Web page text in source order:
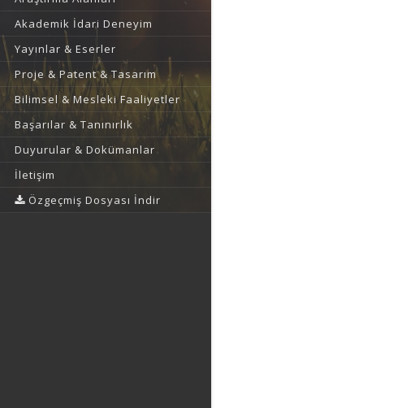
Akademik İdari Deneyim
Yayınlar & Eserler
Proje & Patent & Tasarım
Bilimsel & Mesleki Faaliyetler
Başarılar & Tanınırlık
Duyurular & Dokümanlar
İletişim
Özgeçmiş Dosyası İndir